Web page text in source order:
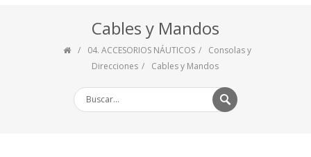
Cables y Mandos
04. ACCESORIOS NÁUTICOS
Consolas y
Direcciones
Cables y Mandos